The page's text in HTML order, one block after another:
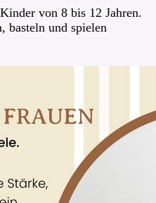
von 8 bis 12 Jahren.
basteln und spielen